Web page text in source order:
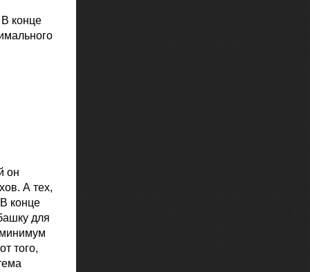
конце
он
А тех,
конце
для
минимум
того,